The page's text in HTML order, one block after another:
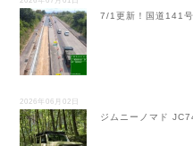
7/1更新！国道141
2026年06月02日
ジムニーノマド